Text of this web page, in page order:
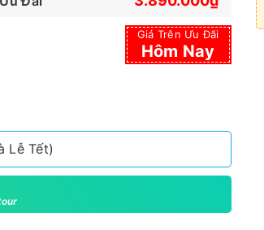
Giá Trên Ưu Đãi
Hôm Nay
Lễ Tết)